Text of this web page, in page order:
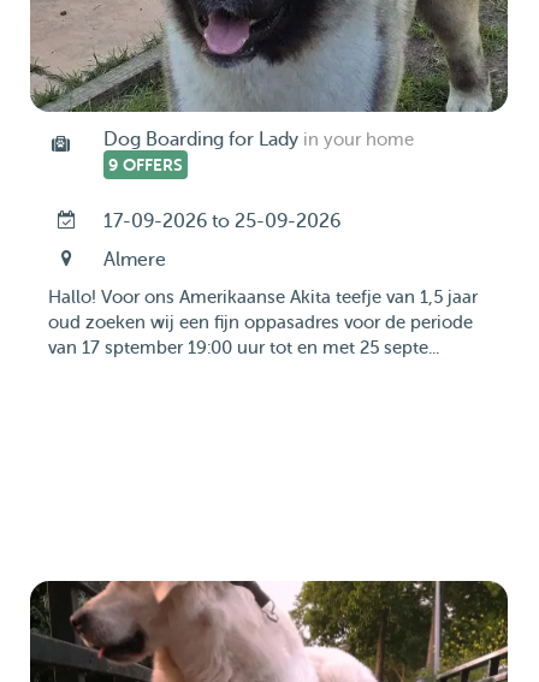
Dog Boarding for Lady in your home
9 OFFERS
17-09-2026 to 25-09-2026
Almere
Hallo! Voor ons Amerikaanse Akita teefje van 1,5 jaar
oud zoeken wij een fijn oppasadres voor de periode
van 17 sptember 19:00 uur tot en met 25 septe...